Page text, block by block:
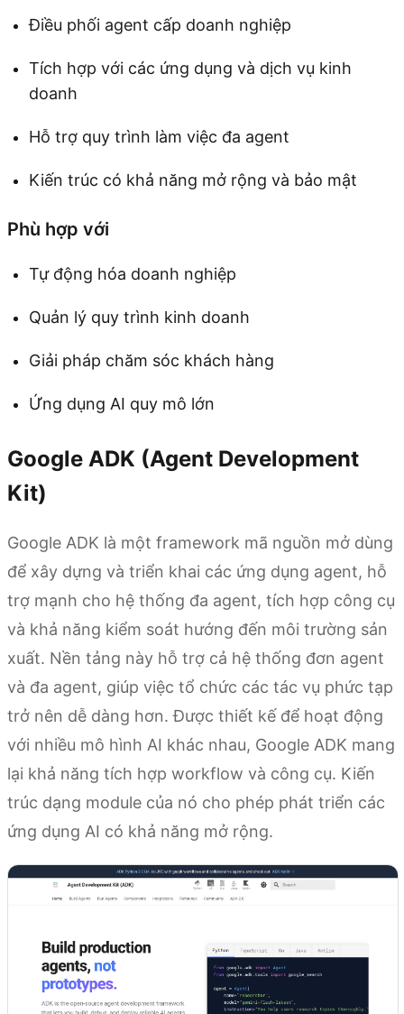
Điều phối agent cấp doanh nghiệp
Tích hợp với các ứng dụng và dịch vụ kinh
doanh
Hỗ trợ quy trình làm việc đa agent
Kiến trúc có khả năng mở rộng và bảo mật
Phù hợp với
Tự động hóa doanh nghiệp
Quản lý quy trình kinh doanh
Giải pháp chăm sóc khách hàng
Ứng dụng AI quy mô lớn
Google ADK (Agent Development
Kit)
Google ADK là một framework mã nguồn mở dùng
để xây dựng và triển khai các ứng dụng agent, hỗ
trợ mạnh cho hệ thống đa agent, tích hợp công cụ
và khả năng kiểm soát hướng đến môi trường sản
xuất. Nền tảng này hỗ trợ cả hệ thống đơn agent
và đa agent, giúp việc tổ chức các tác vụ phức tạp
trở nên dễ dàng hơn. Được thiết kế để hoạt động
với nhiều mô hình AI khác nhau, Google ADK mang
lại khả năng tích hợp workflow và công cụ. Kiến
trúc dạng module của nó cho phép phát triển các
ứng dụng AI có khả năng mở rộng.